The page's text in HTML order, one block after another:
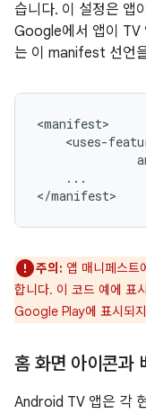
습니다. 이 설정은 앱
Google에서 앱이 TV
는 이 manifest 선언
<uses-
...
</manifest>
주의: 앱 매니페스트
합니다. 이 코드 예에 표
Google Play에 표시되
홈 화면 아이콘과
Android TV 앱은 각